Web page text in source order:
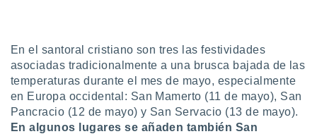
cookies
aceptar
de
sitio
En
En el santoral cristiano son tres las festividades
asociadas tradicionalmente a una brusca bajada de las
temperaturas durante el mes de mayo, especialmente
en Europa occidental: San Mamerto (11 de mayo), San
Pancracio (12 de mayo) y San Servacio (13 de mayo).
En algunos lugares se añaden también San